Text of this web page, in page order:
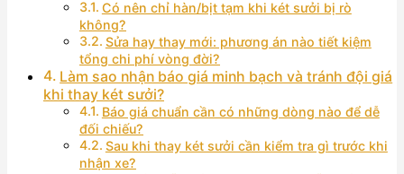
Có nên chỉ hàn/bịt tạm khi két sưởi bị rò
không?
Sửa hay thay mới: phương án nào tiết kiệm
tổng chi phí vòng đời?
Làm sao nhận báo giá minh bạch và tránh đội giá
khi thay két sưởi?
Báo giá chuẩn cần có những dòng nào để dễ
đối chiếu?
Sau khi thay két sưởi cần kiểm tra gì trước khi
nhận xe?